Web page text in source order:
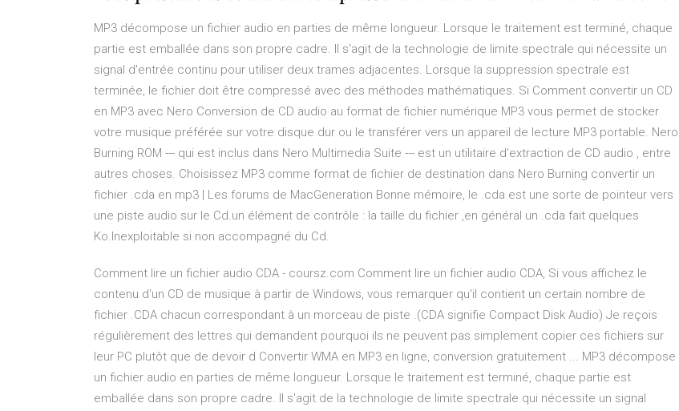
MP3 décompose un fichier audio en parties de même longueur. Lorsque le traitement est terminé, chaque
partie est emballée dans son propre cadre. Il s'agit de la technologie de limite spectrale qui nécessite un
signal d'entrée continu pour utiliser deux trames adjacentes. Lorsque la suppression spectrale est
terminée, le fichier doit être compressé avec des méthodes mathématiques. Si Comment convertir un CD
en MP3 avec Nero Conversion de CD audio au format de fichier numérique MP3 vous permet de stocker
votre musique préférée sur votre disque dur ou le transférer vers un appareil de lecture MP3 portable. Nero
Burning ROM --- qui est inclus dans Nero Multimedia Suite --- est un utilitaire d'extraction de CD audio , entre
autres choses. Choisissez MP3 comme format de fichier de destination dans Nero Burning convertir un
fichier .cda en mp3 | Les forums de MacGeneration Bonne mémoire, le .cda est une sorte de pointeur vers
une piste audio sur le Cd.un élément de contrôle : la taille du fichier ,en général un .cda fait quelques
Ko.Inexploitable si non accompagné du Cd.
Comment lire un fichier audio CDA - coursz.com Comment lire un fichier audio CDA, Si vous affichez le
contenu d'un CD de musique à partir de Windows, vous remarquer qu'il contient un certain nombre de
fichier .CDA chacun correspondant à un morceau de piste .(CDA signifie Compact Disk Audio) Je reçois
régulièrement des lettres qui demandent pourquoi ils ne peuvent pas simplement copier ces fichiers sur
leur PC plutôt que de devoir d Convertir WMA en MP3 en ligne, conversion gratuitement ... MP3 décompose
un fichier audio en parties de même longueur. Lorsque le traitement est terminé, chaque partie est
emballée dans son propre cadre. Il s'agit de la technologie de limite spectrale qui nécessite un signal